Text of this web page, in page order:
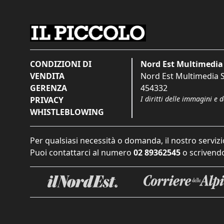
CONDIZIONI DI
VENDITA
GERENZA
PRIVACY
WHISTLEBLOWING
Nord Est Multimedia
Nord Est Multimedia
454332
I diritti delle immagini e
Per qualsiasi necessità o domanda, il nostro
Puoi contattarci al numero 02 89362545 o